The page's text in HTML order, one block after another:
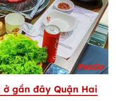
ở gần đây Quận Hai